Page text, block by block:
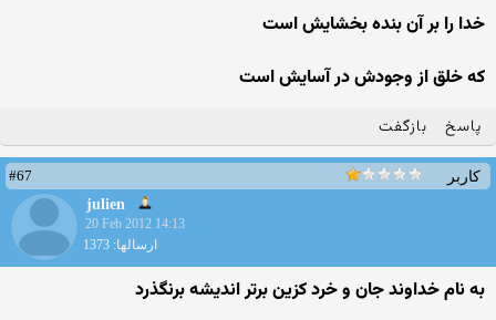
خدا را بر آن بنده بخشایش است
که خلق از وجودش در آسایش است
پاسخ بازگفت
کاربر
#67
julien
20 Feb 2012 14:13
ارسالها: 1373
به نام خداوند جان و خرد کزین برتر اندیشه برنگذرد